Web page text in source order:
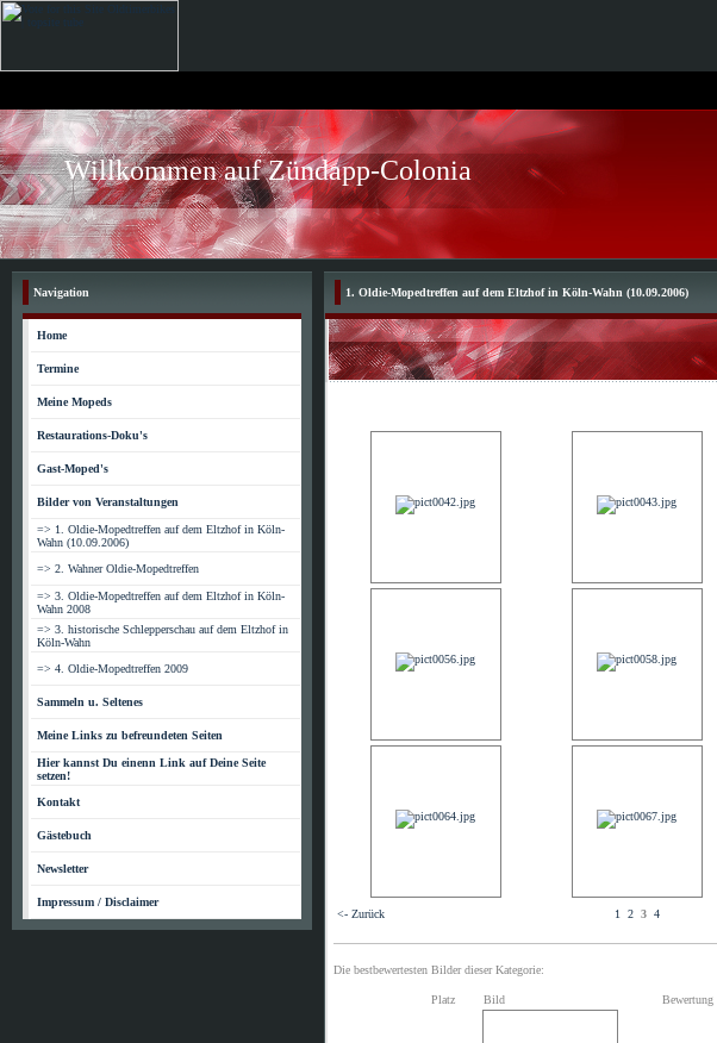
Willkommen auf Zündapp-Colonia
Navigation
Home
Termine
Meine Mopeds
Restaurations-Doku's
Gast-Moped's
Bilder von Veranstaltungen
=> 1. Oldie-Mopedtreffen auf dem Eltzhof in Köln-
Wahn (10.09.2006)
=> 2. Wahner Oldie-Mopedtreffen
=> 3. Oldie-Mopedtreffen auf dem Eltzhof in Köln-
Wahn 2008
=> 3. historische Schlepperschau auf dem Eltzhof in
Köln-Wahn
=> 4. Oldie-Mopedtreffen 2009
Sammeln u. Seltenes
Meine Links zu befreundeten Seiten
Hier kannst Du einenn Link auf Deine Seite
setzen!
Kontakt
Gästebuch
Newsletter
Impressum / Disclaimer
1. Oldie-Mopedtreffen auf dem Eltzhof in Köln-Wahn (10.09.2006)
<- Zurück 1 2 3 4
Die bestbewertesten Bilder dieser Kategorie:
Platz Bild Bewertung